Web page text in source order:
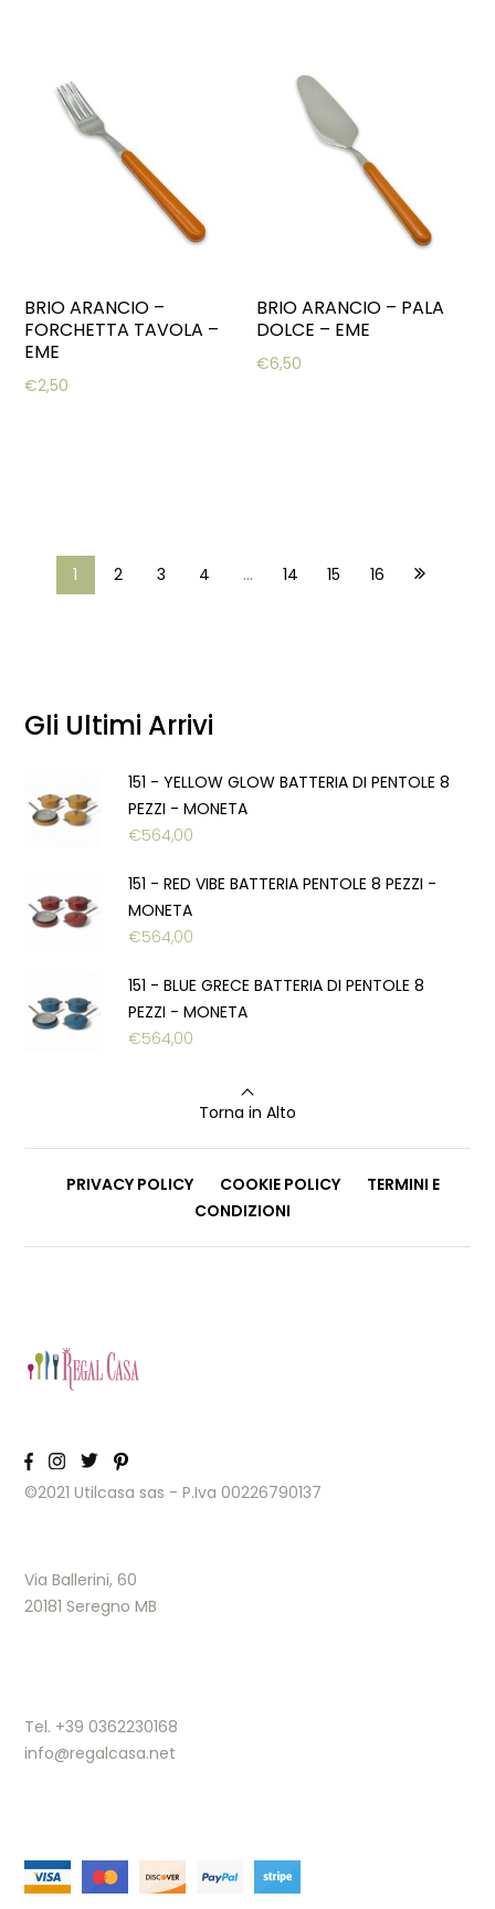
BRIO ARANCIO –
FORCHETTA TAVOLA –
EME
€2,50
BRIO ARANCIO – PALA
DOLCE – EME
€6,50
1 2 3 4 … 14 15 16
Gli Ultimi Arrivi
151 - YELLOW GLOW BATTERIA DI PENTOLE 8
PEZZI - MONETA
€564,00
151 - RED VIBE BATTERIA PENTOLE 8 PEZZI -
MONETA
€564,00
151 - BLUE GRECE BATTERIA DI PENTOLE 8
PEZZI - MONETA
€564,00
Torna in Alto
PRIVACY POLICY COOKIE POLICY
TERMINI E
CONDIZIONI
©2021 Utilcasa sas - P.Iva 00226790137
Via Ballerini, 60
20181 Seregno MB
Tel. +39 0362230168
info@regalcasa.net